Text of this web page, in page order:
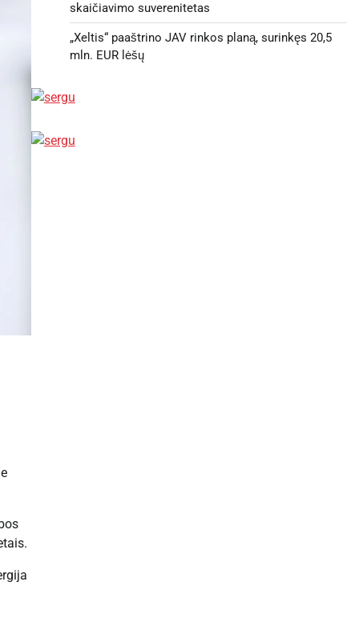
skaičiavimo suverenitetas
„Xeltis“ paaštrino JAV rinkos planą, surinkęs 20,5
mln. EUR lėšų